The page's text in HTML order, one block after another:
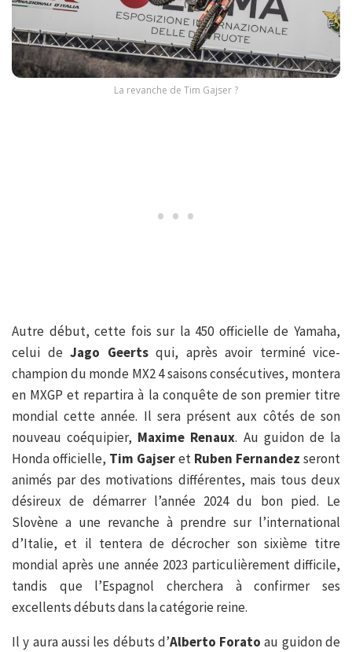
La revanche de Tim Gajser ?
Autre début, cette fois sur la 450 officielle de Yamaha,
celui de Jago Geertsqui, après avoir terminé vice-
champion du monde MX2 4 saisons consécutives, montera
en MXGP et repartira à la conquête de son premier titre
mondial cette année. Il sera présent aux côtés de son
nouveau coéquipier, Maxime Renaux. Au guidon de la
Honda officielle, Tim Gajseret Ruben Fernandez seront
animés par des motivations différentes, mais tous deux
désireux de démarrer l’année 2024 du bon pied. Le
Slovène a une revanche à prendre sur l’international
d’Italie, et il tentera de décrocher son sixième titre
mondial après une année 2023 particulièrement difficile,
tandis que l’Espagnol cherchera à confirmer ses
excellents débuts dans la catégorie reine.
Il y aura aussi les débuts d’Alberto Forato au guidon de